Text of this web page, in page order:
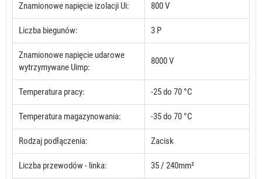
Znamionowe napięcie izolacji Ui: 800 V
Liczba biegunów: 3 P
Znamionowe napięcie udarowe
wytrzymywane Uimp:
8000 V
Temperatura pracy: -25 do 70 °C
Temperatura magazynowania: -35 do 70 °C
Rodzaj podłączenia: Zacisk
Liczba przewodów - linka: 35 / 240mm²